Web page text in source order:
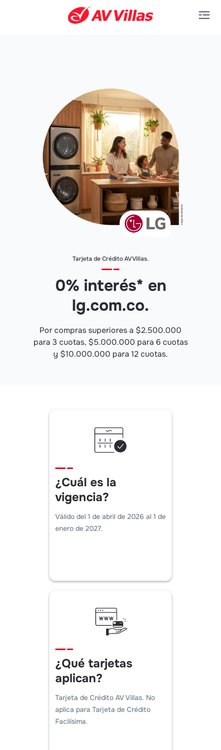
Saltar al contenido principal
Tarjeta de Crédito AV Villas.
0% interés* en
lg.com.co.
Por compras superiores a $2.500.000
para 3 cuotas, $5.000.000 para 6 cuotas
y $10.000.000 para 12 cuotas.
¿Cuál es la
vigencia?
Válido del 1 de abril de 2026 al 1 de
enero de 2027.
¿Qué tarjetas
aplican?
Tarjeta de Crédito AV Villas. No
aplica para Tarjeta de Crédito
Facilísima.